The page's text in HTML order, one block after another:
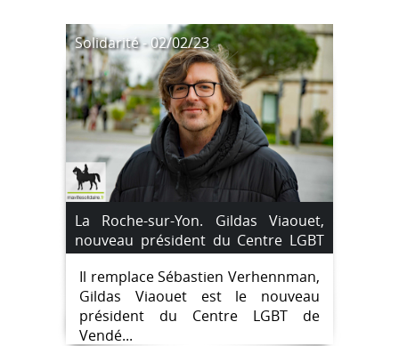
Solidarité - 02/02/23
La Roche-sur-Yon. Gildas Viaouet,
nouveau président du Centre LGBT
de Vendée.
Il remplace Sébastien Verhennman,
Gildas Viaouet est le nouveau
président du Centre LGBT de
Vendé...